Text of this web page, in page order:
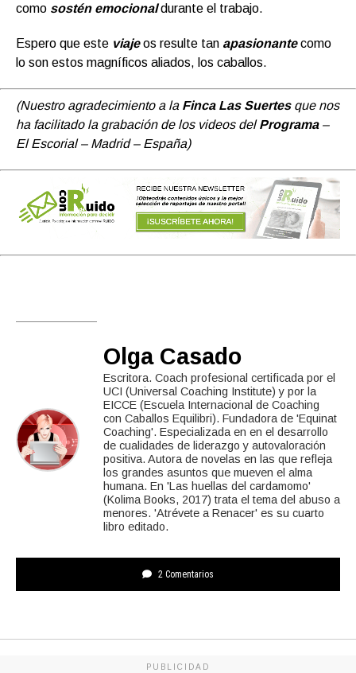
como sostén emocionaldurante el trabajo.
Espero que este viajeos resulte tan apasionantecomo
lo son estos magníficos aliados, los caballos.
(Nuestro agradecimiento a la Finca Las Suertes que nos
ha facilitado la grabación de los videos delPrograma–
El Escorial – Madrid – España)
Olga Casado
Escritora. Coach profesional certificada por el
UCI (Universal Coaching Institute) y por la
EICCE (Escuela Internacional de Coaching
con Caballos Equilibri). Fundadora de 'Equinat
Coaching'. Especializada en en el desarrollo
de cualidades de liderazgo y autovaloración
positiva. Autora de novelas en las que refleja
los grandes asuntos que mueven el alma
humana. En 'Las huellas del cardamomo'
(Kolima Books, 2017) trata el tema del abuso a
menores. 'Atrévete a Renacer' es su cuarto
libro editado.
2 Comentarios
PUBLICIDAD